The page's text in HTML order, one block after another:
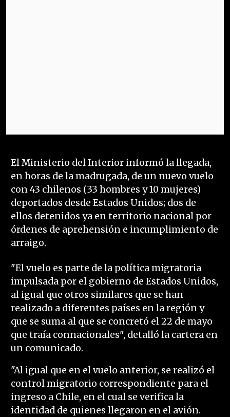
El Ministerio del Interior informó la llegada,
en horas de la madrugada, de un nuevo vuelo
con 43 chilenos (33 hombres y 10 mujeres)
deportados desde Estados Unidos; dos de
ellos detenidos ya en territorio nacional por
órdenes de aprehensión e incumplimiento de
arraigo.
"El vuelo es parte de la política migratoria
impulsada por el gobierno de Estados Unidos,
al igual que otros similares que se han
realizado a diferentes países en la región y
que se suma al que se concretó el 22 de mayo
que traía connacionales", detalló la cartera en
un comunicado.
"Al igual que en el vuelo anterior, se realizó el
control migratorio correspondiente para el
ingreso a Chile, en el cual se verifica la
identidad de quienes llegaron en el avión.